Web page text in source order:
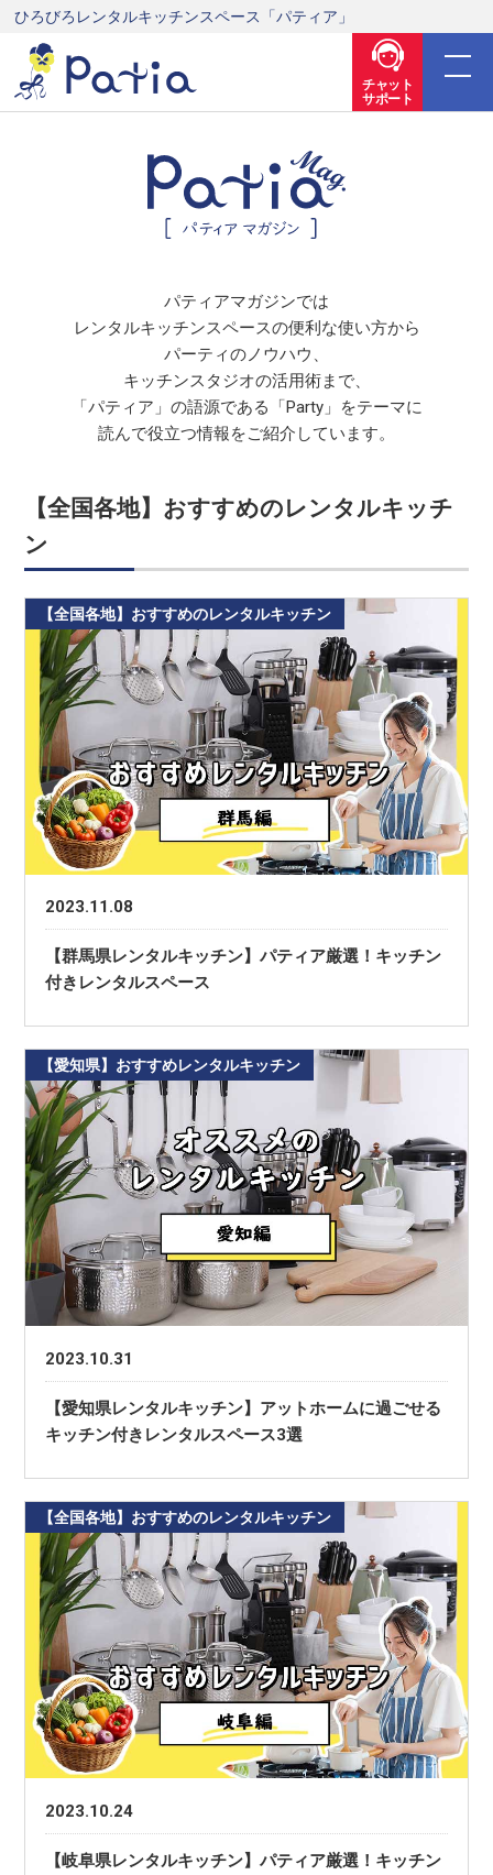
ひろびろレンタルキッチンスペース「パティア」
チャット
サポート
パティアマガジンでは
レンタルキッチンスペースの便利な使い方から
パーティのノウハウ、
キッチンスタジオの活用術まで、
「パティア」の語源である「Party」をテーマに
読んで役立つ情報をご紹介しています。
【全国各地】おすすめのレンタルキッチ
ン
【全国各地】おすすめのレンタルキッチン
2023.11.08
【群馬県レンタルキッチン】パティア厳選！キッチン
付きレンタルスペース
【愛知県】おすすめレンタルキッチン
2023.10.31
【愛知県レンタルキッチン】アットホームに過ごせる
キッチン付きレンタルスペース3選
【全国各地】おすすめのレンタルキッチン
2023.10.24
【岐阜県レンタルキッチン】パティア厳選！キッチン